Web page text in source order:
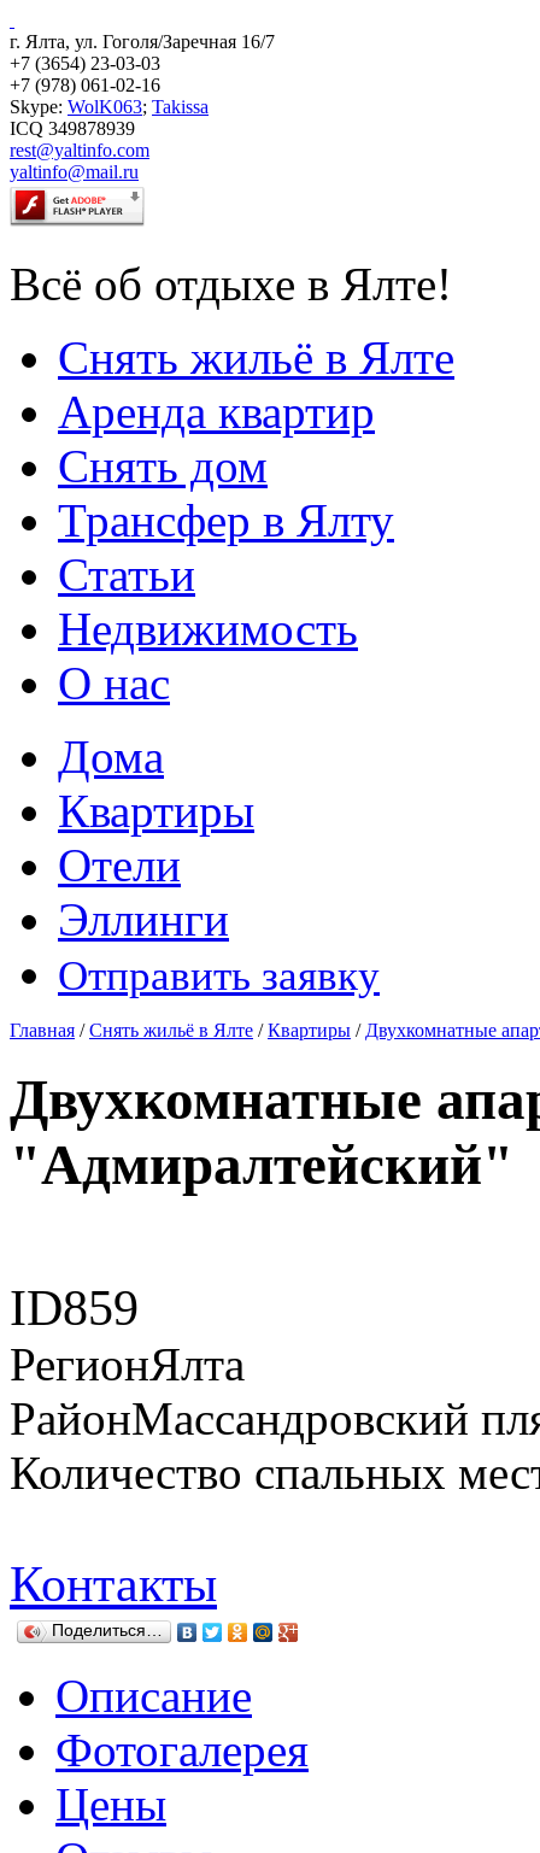
г. Ялта, ул. Гоголя/Заречная 16/7
+7 (3654) 23-03-03
+7 (978) 061-02-16
Skype: WolK063; Takissa
ICQ 349878939
rest@yaltinfo.com
yaltinfo@mail.ru
Всё об отдыхе в Ялте!
Снять жильё в Ялте
Аренда квартир
Снять дом
Трансфер в Ялту
Статьи
Недвижимость
О нас
Дома
Квартиры
Отели
Эллинги
Отправить заявку
Главная /Снять жильё в Ялте /Квартиры / Двухкомнатные
Двухкомнатные
"Адмиралтейский"
ID859
РегионЯлта
РайонМассандровский
Количество спальных
Контакты
Поделиться…
Описание
Фотогалерея
Цены